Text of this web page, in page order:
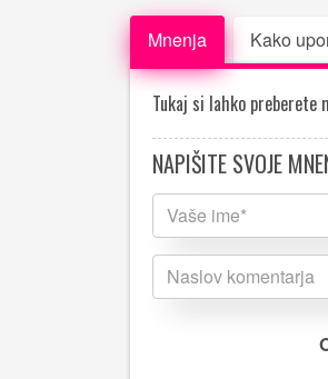
Mnenja Kako
Tukaj si lahko preberete
NAPIŠITE SVOJE